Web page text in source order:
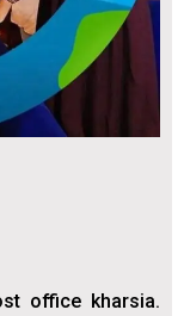
office kharsia.